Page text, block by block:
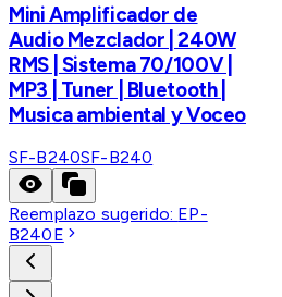
Mini Amplificador de
Audio Mezclador | 240W
RMS | Sistema 70/100V |
MP3 | Tuner | Bluetooth |
Musica ambiental y Voceo
SF-B240SF-B240
Reemplazo sugerido: EP-
B240E